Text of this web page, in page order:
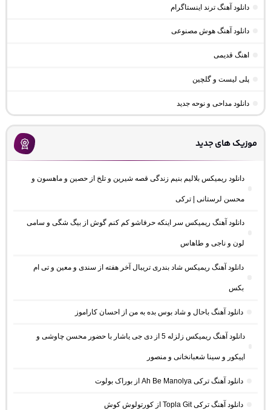
دانلود آهنگ ترند اینستاگرام
دانلود آهنگ هوش مصنوعی
اهنگ قدیمی
پلی لیست و گلچین
دانلود مداحی و نوحه جدید
موزیک های جدید
دانلود ریمیکس بلالیم بنیم زندگی قصه شیرین و تلخ از حصین و ماهسون و
محسن لرستانی | ترکی
دانلود آهنگ ریمیکس سر اینکه حرفاشو کم کنم گوش از بیگ شگی و سامی
لون و ناجی و طاهاس
دانلود آهنگ ریمیکس شاد بندری تریبال آخر هفته از سندی و معین و تی ام
بکس
دانلود آهنگ باحال و شاد بوس بده به من از احسان کاراموز
دانلود آهنگ ریمیکس زلزله 5 از دی جی یاشار با حضور محسن چاوشی و
اپیکور و سینا شعبانخانی و منصور
دانلود آهنگ ترکی Ah Be Manolya از بوراک بولوت
دانلود آهنگ ترکی Topla Git از کورتولوش کوش